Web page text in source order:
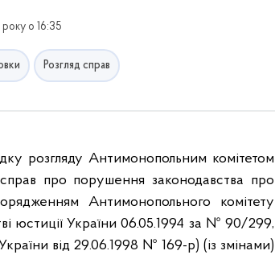
о 16:35
Розгляд справ
розгляду Антимонопольним комітетом
про порушення законодавства про
Антимонопольного комітету
юстиції України 06.05.1994 за № 90/299,
від 29.06.1998 № 169-р) (із змінами)